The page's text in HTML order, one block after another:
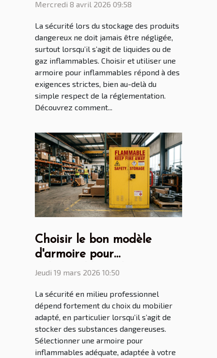
Mercredi 8 avril 2026 09:58
La sécurité lors du stockage des produits
dangereux ne doit jamais être négligée,
surtout lorsqu’il s’agit de liquides ou de
gaz inflammables. Choisir et utiliser une
armoire pour inflammables répond à des
exigences strictes, bien au-delà du
simple respect de la réglementation.
Découvrez comment...
Choisir le bon modèle
d'armoire pour
inflammables selon votre
Jeudi 19 mars 2026 10:50
La sécurité en milieu professionnel
dépend fortement du choix du mobilier
adapté, en particulier lorsqu’il s’agit de
stocker des substances dangereuses.
Sélectionner une armoire pour
inflammables adéquate, adaptée à votre